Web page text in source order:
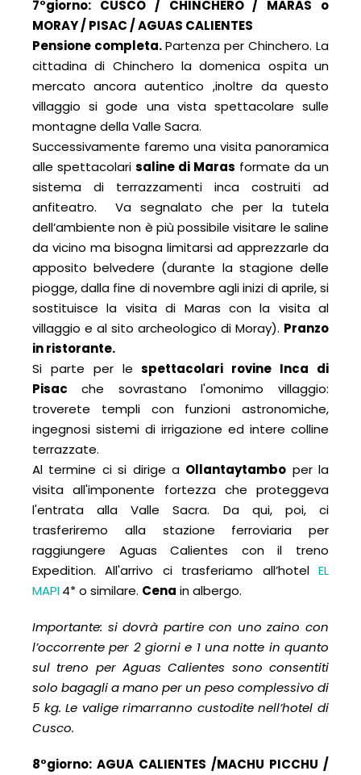
7°giorno: CUSCO / CHINCHERO / MARAS o
MORAY / PISAC / AGUAS CALIENTES
Pensione completa.Partenza per Chinchero. La
cittadina di Chinchero la domenica ospita un
mercato ancora autentico ,inoltre da questo
villaggio si gode una vista spettacolare sulle
montagne della Valle Sacra.
Successivamente faremo una visita panoramica
alle spettacolari saline di Maras formate da un
sistema di terrazzamenti inca costruiti ad
anfiteatro. Va segnalato che per la tutela
dell’ambiente non è più possibile visitare le saline
da vicino ma bisogna limitarsi ad apprezzarle da
apposito belvedere (durante la stagione delle
piogge, dalla fine di novembre agli inizi di aprile, si
sostituisce la visita di Maras con la visita al
villaggio e al sito archeologico di Moray). Pranzo
in ristorante.
Si parte per le spettacolari rovine Inca di
Pisac che sovrastano l'omonimo villaggio:
troverete templi con funzioni astronomiche,
ingegnosi sistemi di irrigazione ed intere colline
terrazzate.
Al termine ci si dirige a Ollantaytambo per la
visita all'imponente fortezza che proteggeva
l'entrata alla Valle Sacra. Da qui, poi, ci
trasferiremo alla stazione ferroviaria per
raggiungere Aguas Calientes con il treno
Expedition. All'arrivo ci trasferiamo all’hotel EL
MAPI4* o similare. Cena in albergo.
Importante: si dovrà partire con uno zaino con
l’occorrente per 2 giorni e 1 una notte in quanto
sul treno per Aguas Calientes sono consentiti
solo bagagli a mano per un peso complessivo di
5 kg. Le valige rimarranno custodite nell’hotel di
Cusco.
8°giorno: AGUA CALIENTES /MACHU PICCHU /